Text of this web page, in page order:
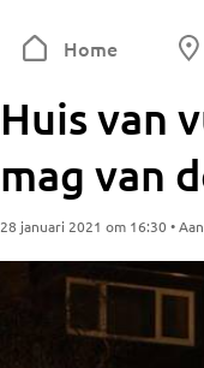
Home
Huis van
mag van
28 januari 2021 om 16:30 •